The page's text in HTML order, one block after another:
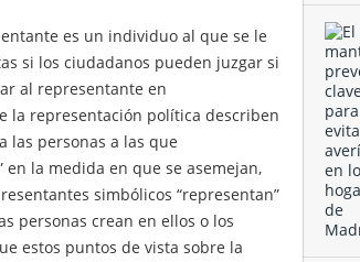
es un individuo al que se le
si los ciudadanos pueden juzgar si
al representante en
la representación política describen
las personas a las que
la medida en que se asemejan,
simbólicos “representan”
personas crean en ellos o los
estos puntos de vista sobre la